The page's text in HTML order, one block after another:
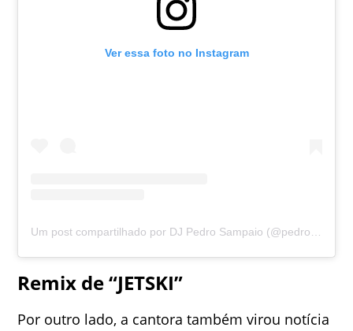
Ver essa foto no Instagram
Remix de “JETSKI”
Por outro lado, a cantora também virou notícia